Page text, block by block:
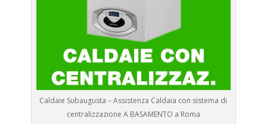
Caldaie Subaugusta – Assistenza Caldaia con sistema di
centralizzazione A BASAMENTO a Roma